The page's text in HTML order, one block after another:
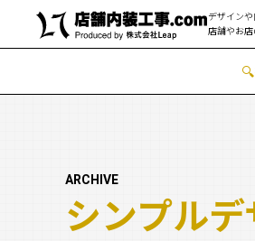
デザイン
店舗やお
🔍
ARCHIVE
シンプル